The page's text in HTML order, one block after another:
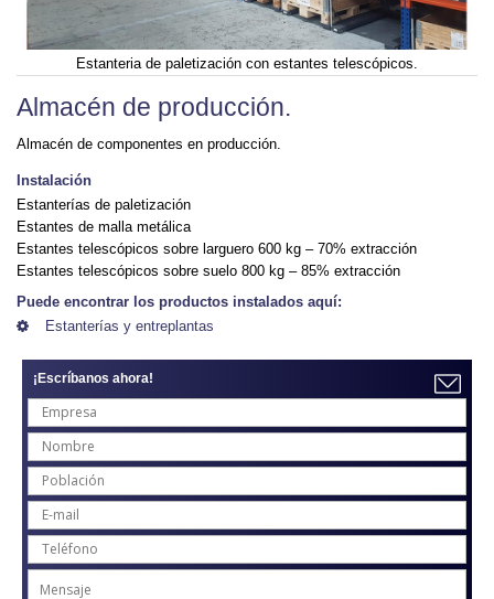
Estanteria de paletización con estantes telescópicos.
Almacén de producción.
Almacén de componentes en producción.
Instalación
Estanterías de paletización
Estantes de malla metálica
Estantes telescópicos sobre larguero 600 kg – 70% extracción
Estantes telescópicos sobre suelo 800 kg – 85% extracción
Puede encontrar los productos instalados aquí:
Estanterías y entreplantas
¡Escríbanos ahora!